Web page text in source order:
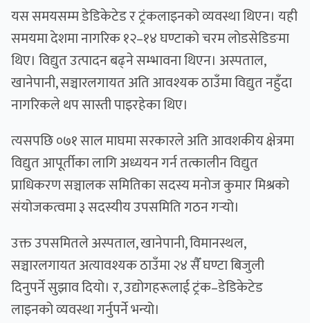
यस समयसम्म डेडिकेटेड र ट्रंकलाइनको व्यवस्था थिएन। यही
समयमा देशमा नागरिक १२–१४ घण्टाको चरम लोडसेडिङमा
थिए। विद्युत उत्पादन बढ्ने सम्भावना थिएन। अस्पताल,
खानेपानी, सञ्चारलगायत अति आवश्यक ठाउँमा विद्युत नहुँदा
नागरिकले थप सास्ती पाइरहेका थिए।
त्यसपछि ०७१ साल माघमा सरकारले अति आवशकीय क्षेत्रमा
विद्युत आपूर्तीका लागि अध्ययन गर्न तत्कालीन विद्युत
प्राधिकरण सञ्चालक समितिका सदस्य मनोज कुमार मिश्रको
संयोजकत्वमा ३ सदस्यीय उपसमिति गठन गर्‍यो।
उक्त उपसमितले अस्पताल, खानेपानी, विमानस्थल,
सञ्चारलगायत अत्यावश्यक ठाउँमा २४ सैँ घण्टा बिजुली
दिनुपर्ने सुझाव दियो। र, उद्योगहरूलाई ट्रंक–डेडिकेटेड
लाइनको व्यवस्था गर्नुपर्ने भन्यो।